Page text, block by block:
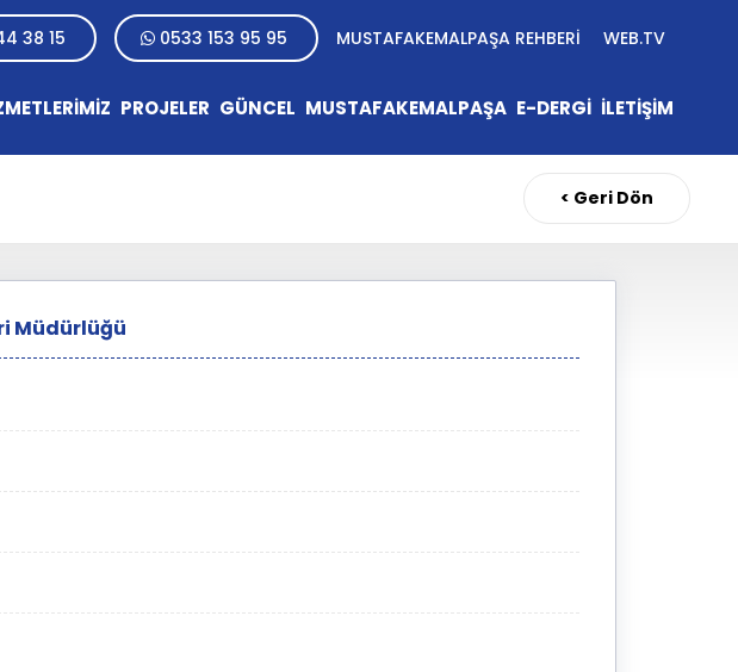
38 15 0533 153 95 95 MUSTAFAKEMALPAŞA REHBERİ WEB.TV
PROJELER GÜNCEL MUSTAFAKEMALPAŞA E-DERGİ İLETİŞİM
< Geri Dön
Müdürlüğü